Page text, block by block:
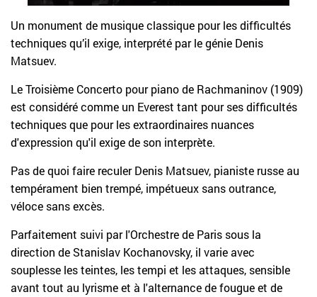
Un monument de musique classique pour les difficultés
techniques qu’il exige, interprété par le génie Denis
Matsuev.
Le Troisième Concerto pour piano de Rachmaninov (1909)
est considéré comme un Everest tant pour ses difficultés
techniques que pour les extraordinaires nuances
d'expression qu'il exige de son interprète.
Pas de quoi faire reculer Denis Matsuev, pianiste russe au
tempérament bien trempé, impétueux sans outrance,
véloce sans excès.
Parfaitement suivi par l'Orchestre de Paris sous la
direction de Stanislav Kochanovsky, il varie avec
souplesse les teintes, les tempi et les attaques, sensible
avant tout au lyrisme et à l'alternance de fougue et de